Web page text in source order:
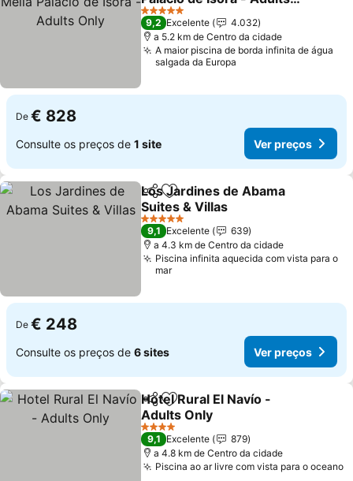
Only
Ver preços
5 Estrelas
9,2 Excelente
4.032
a 5.2 km de Centro da cidade
A maior piscina de borda infinita de água
salgada da Europa
De € 828
Consulte os preços de 1 site Ver preços
PartilharAdicionar aos favoritos
Los Jardines de Abama
Suites & Villas
Ver preços
5 Estrelas
9,1 Excelente
639
a 4.3 km de Centro da cidade
Piscina infinita aquecida com vista para o
mar
De € 248
Consulte os preços de 6 sites Ver preços
PartilharAdicionar aos favoritos
Hotel Rural El Navío -
Adults Only
Ver preços
4 Estrelas
9,1 Excelente
879
a 4.8 km de Centro da cidade
Piscina ao ar livre com vista para o oceano